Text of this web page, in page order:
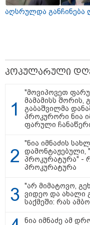
აღსრულდა განჩინება
პოპულარული
"მოვიპოვეთ
მამამისს შორის,
გაბაშვილმა
პროკურორი ნია
ფარული
"ნია იმნაძის
დამონტაჟებული,
პროკურატურა" -
პროკურატურა
"არ მიმატოვო,
ვიდეო და ახალი
საქმეში: რას
ნია იმნაძე ამ